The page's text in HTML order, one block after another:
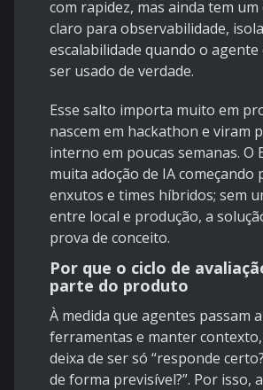
com rapidez, mas ainda tem um
claro para observabilidade,
escalabilidade quando o agente
ser usado de verdade.
Esse salto importa muito em
nascem em hackathon e viram
interno em poucas semanas. O
muita adoção de IA começando
enxutos e times híbridos; sem
entre local e produção, a
prova de conceito.
Por que o ciclo de
parte do produto
À medida que agentes passam
ferramentas e manter
deixa de ser só “responde
de forma previsível?”. Por isso,